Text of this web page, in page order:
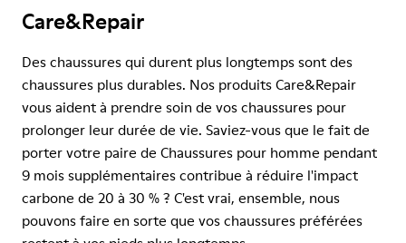
Care&Repair
Des chaussures qui durent plus longtemps sont des
chaussures plus durables. Nos produits Care&Repair
vous aident à prendre soin de vos chaussures pour
prolonger leur durée de vie. Saviez-vous que le fait de
porter votre paire de Chaussures pour homme pendant
9 mois supplémentaires contribue à réduire l'impact
carbone de 20 à 30 % ? C'est vrai, ensemble, nous
pouvons faire en sorte que vos chaussures préférées